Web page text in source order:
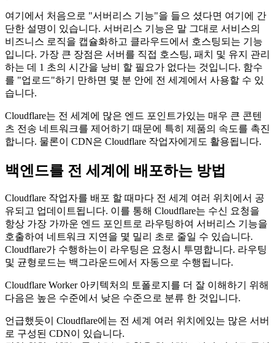
async function handleRequest(request) {
  return new Response("Hello world")
여기에서 처음으로 "서버리스 기능"을 들으 셨다면 여기에 간
단한 설명이 있습니다. 서버리스 기능은 말 그대로 서비스의
비즈니스 로직을 캡슐화하고 클라우드에서 호스팅되는 기능
하는 데 1 초의 시간을 낭비 할 필요가 없다는 것입니다. 함수
를 "업로드"하기 만하면 몇 분 안에 전 세계에서 사용할 수 있
습니다.
Cloudflare는 전 세계에 많은 엔드 포인트가있는 매우 큰 콘텐
츠 전송 네트워크를 제어하기 때문에 특히 제품의 속도를 촉진
백엔드를 전 세계에 배포하는 방법
Cloudflare 작업자를 배포 할 때마다 전 세계 여러 위치에서 공
유되고 업데이트됩니다. 이를 통해 Cloudflare는 수신 요청을
호출하여 네트워크 지연을 몇 밀리 초로 줄일 수 있습니다.
Cloudflare가 수행하는이 라우팅은 요청시 투명합니다. 라우팅
Cloudflare Worker 아키텍처의 토폴로지를 더 잘 이해하기 위해